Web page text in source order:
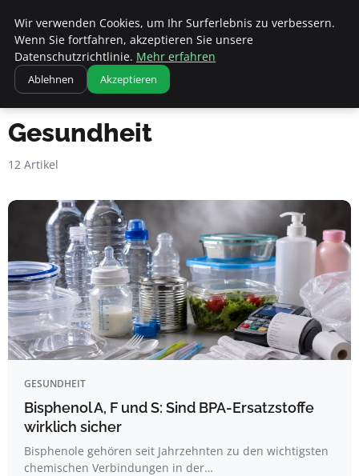
Apemania Shop
Startseite Gesundheit
Gesundheit
12 Artikel
GESUNDHEIT
Bisphenol A, F und S: Sind BPA-Ersatzstoffe
wirklich sicher
Bisphenole gehören seit Jahrzehnten zu den wichtigsten
chemischen Verbindungen in der…
Wir verwenden Cookies, um Ihr Surferlebnis zu verbessern.
Wenn Sie fortfahren, akzeptieren Sie unsere
Datenschutzrichtlinie. Mehr erfahren
Ablehnen Akzeptieren